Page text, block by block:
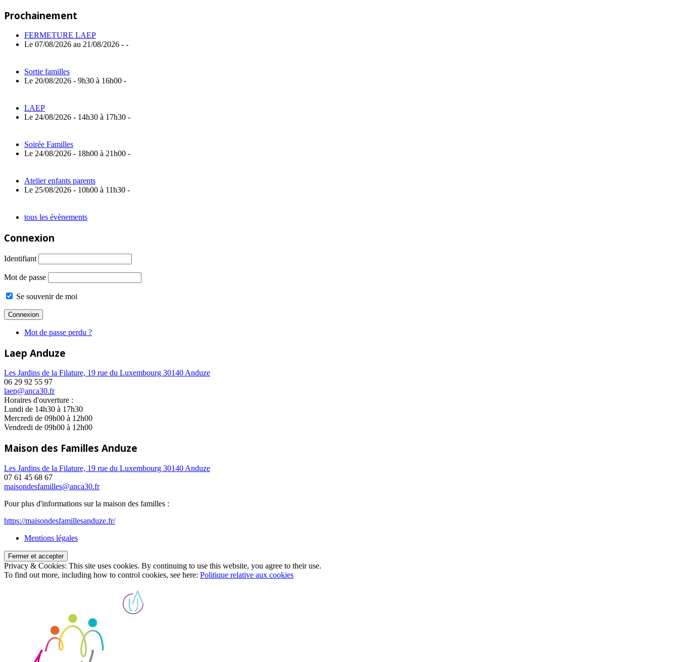
l’article
Prochainement
FERMETURE LAEP
Le 07/08/2026 au 21/08/2026 - -
Sortie familles
Le 20/08/2026 - 9h30 à 16h00 -
LAEP
Le 24/08/2026 - 14h30 à 17h30 -
Soirée Familles
Le 24/08/2026 - 18h00 à 21h00 -
Atelier enfants parents
Le 25/08/2026 - 10h00 à 11h30 -
tous les évènements
Connexion
Identifiant
Mot de passe
Se souvenir de moi
Mot de passe perdu ?
Laep Anduze
Les Jardins de la Filature, 19 rue du Luxembourg 30140 Anduze
06 29 92 55 97
laep@anca30.fr
Horaires d'ouverture :
Lundi de 14h30 à 17h30
Mercredi de 09h00 à 12h00
Vendredi de 09h00 à 12h00
Maison des Familles Anduze
Les Jardins de la Filature, 19 rue du Luxembourg 30140 Anduze
07 61 45 68 67
maisondesfamilles@anca30.fr
Pour plus d'informations sur la maison des familles :
https://maisondesfamillesanduze.fr/
Mentions légales
Privacy & Cookies: This site uses cookies. By continuing to use this website, you agree to their use.
To find out more, including how to control cookies, see here: Politique relative aux cookies